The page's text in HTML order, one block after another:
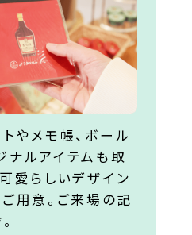
やメモ帳、ボール
ナルアイテムも取
愛らしいデザイン
用意。ご来場の記